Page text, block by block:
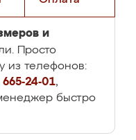
и
Просто
из телефонов:
24-01,
быстро